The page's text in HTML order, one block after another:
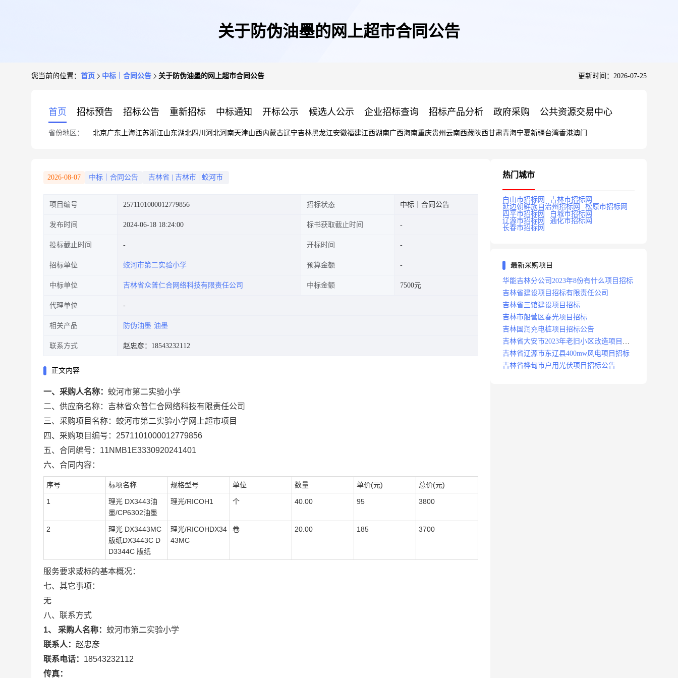
关于防伪油墨的网上超市合同公告
您当前的位置： 首页 中标｜合同公告 关于防伪油墨的网上超市合同公告 更新时间：2026-07-25
首页 招标预告 招标公告 重新招标 中标通知 开标公示 候选人公示 企业招标查询 招标产品分析 政府采购 公共资源交易中心
省份地区： 北京广东 上海江苏浙江山东湖北四川 河北河南天津山西内蒙古辽宁吉林黑龙江安徽福建江西湖南广西海南重庆贵州 云南西藏陕西甘肃青海宁夏新疆台湾香港澳门
2026-08-07 中标｜合同公告 吉林省 吉林市 蛟河市
项目编号 2571101000012779856 招标状态 中标｜合同公告
发布时间 2024-06-18 18:24:00 标书获取截止时间
投标截止时间 开标时间
招标单位 蛟河市第二实验小学 预算金额
中标单位 吉林省众普仁合网络科技有限责任公司 中标金额 7500元
代理单位
相关产品 防伪油墨 油墨
联系方式 赵忠彦：18543232112
正文内容
一、采购人名称： 蛟河市第二实验小学
二、供应商名称： 吉林省众普仁合网络科技有限责任公司
三、采购项目名称： 蛟河市第二实验小学网上超市项目
四、采购项目编号： 2571101000012779856
五、合同编号： 11NMB1E3330920241401
六、合同内容：
序号 标项名称 规格型号 单位 数量 单价(元) 总价(元)
1
理光 DX3443油
墨/CP6302油墨
理光/RICOH1 个 40.00 95 3800
2
理光 DX3443MC
版纸DX3443C D
D3344C 版纸
理光/RICOHDX34
43MC
卷 20.00 185 3700
服务要求或标的基本概况：
七、其它事项：
无
八、联系方式
1、 采购人名称： 蛟河市第二实验小学
联系人： 赵忠彦
联系电话： 18543232112
传真：
热门城市
白山市招标网
吉林市招标网
延边朝鲜族自治州招标网
松原市招标网
四平市招标网
白城市招标网
辽源市招标网
通化市招标网
长春市招标网
最新采购项目
华能吉林分公司2023年8份有什么项目招标
吉林省建设项目招标有限责任公司
吉林省三馆建设项目招标
吉林市船营区春光项目招标
吉林国润充电桩项目招标公告
吉林省大安市2023年老旧小区改造项目招
标公告
吉林省辽源市东辽县400mw风电项目招标
吉林省桦甸市户用光伏项目招标公告